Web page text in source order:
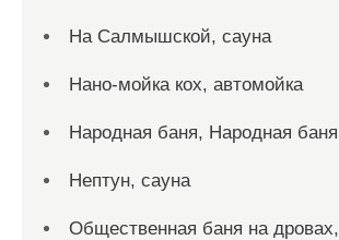
На Салмышской, сауна
Нано-мойка кох, автомойка
Народная баня, Народная баня
Нептун, сауна
Общественная баня на дровах,